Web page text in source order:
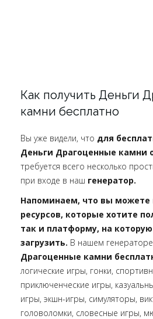
Как получить Деньги
камни бесплатно
Вы уже видели, что для
Деньги Драгоценные камни
требуется всего несколько
при входе в наш генератор.
Напоминаем, что вы можете
ресурсов, которые хотите
так и платформу, на
загрузить. В нашем
Драгоценные камни
логические игры, гонки,
приключенческие игры,
игры, экшн-игры, симуляторы,
головоломки, словесные игры,